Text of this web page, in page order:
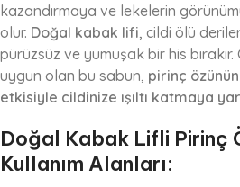
kazandırmaya ve lekelerin
olur. Doğal kabak lifi, cildi ölü
pürüzsüz ve yumuşak bir his bırakır.
uygun olan bu sabun, pirinç
etkisiyle cildinize ışıltı katmaya
Doğal Kabak Lifli Pirinç
Kullanım Alanları: